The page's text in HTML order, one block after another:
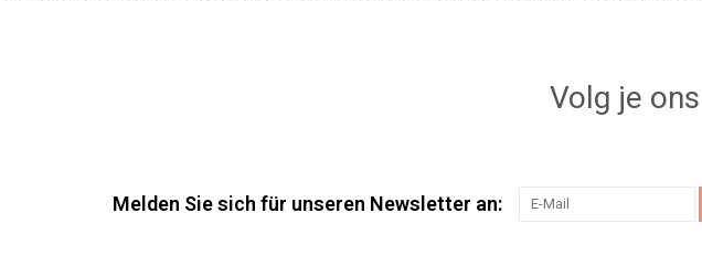
Volg je
Melden Sie sich für unseren Newsletter an: